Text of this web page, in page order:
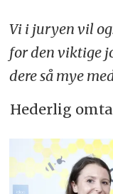
Vi i juryen vil
for den viktige
dere så mye
Hederlig